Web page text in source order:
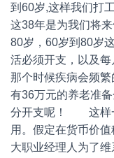
到60岁,这样我们
这38年是为我们将
80岁，60岁到80岁
活必须开支，以及
那个时候疾病会频
有36万元的养老准
分开支呢！ 这样一
用。假定在货币价
大职业经理人为了